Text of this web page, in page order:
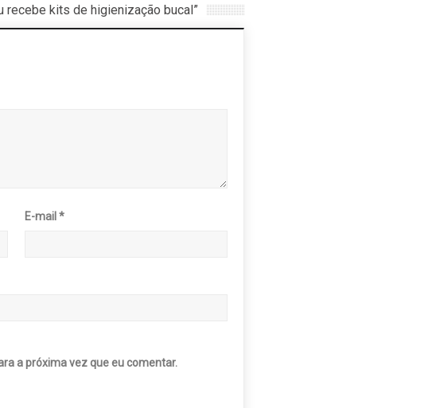
recebe kits de higienização bucal”
E-mail*
a próxima vez que eu comentar.